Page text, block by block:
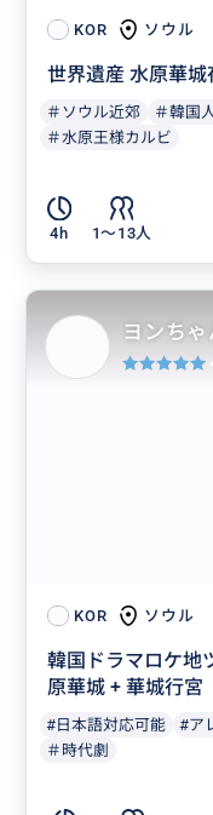
KOR ソウル
世界遺産 水原華
＃ソウル近郊 ＃韓国
＃水原王様カルビ
4h 1〜13人
KOR ソウル
韓国ドラマロケ地
原華城 + 華城行宮
#日本語対応可能 #ア
＃時代劇
ヨンちゃ